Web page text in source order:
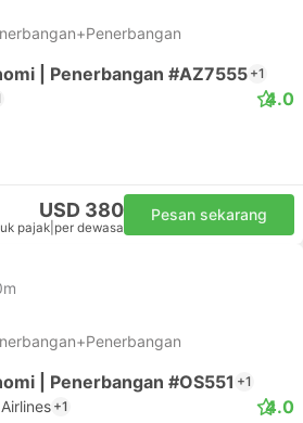
| Penerbangan #AZ7555 +1
4.0
USD 380
pajak per dewasa
Pesan sekarang
| Penerbangan #OS551 +1
+1 4.0